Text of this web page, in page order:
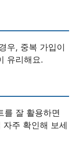
우, 중복 가입이
유리해요.
를 잘 활용하면
주 확인해 보세